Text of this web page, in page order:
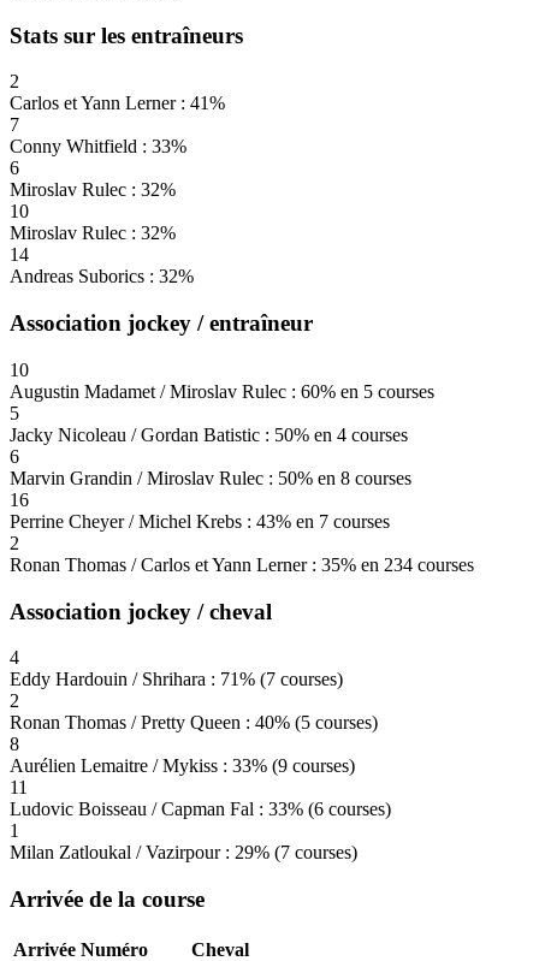
Stats sur les entraîneurs
2
Carlos et Yann Lerner : 41%
7
Conny Whitfield : 33%
6
Miroslav Rulec : 32%
10
Miroslav Rulec : 32%
14
Andreas Suborics : 32%
Association jockey / entraîneur
10
Augustin Madamet / Miroslav Rulec : 60% en 5 courses
5
Jacky Nicoleau / Gordan Batistic : 50% en 4 courses
6
Marvin Grandin / Miroslav Rulec : 50% en 8 courses
16
Perrine Cheyer / Michel Krebs : 43% en 7 courses
2
Ronan Thomas / Carlos et Yann Lerner : 35% en 234 courses
Association jockey / cheval
4
Eddy Hardouin / Shrihara : 71% (7 courses)
2
Ronan Thomas / Pretty Queen : 40% (5 courses)
8
Aurélien Lemaitre / Mykiss : 33% (9 courses)
11
Ludovic Boisseau / Capman Fal : 33% (6 courses)
1
Milan Zatloukal / Vazirpour : 29% (7 courses)
Arrivée de la course
Arrivée Numéro
Cheval